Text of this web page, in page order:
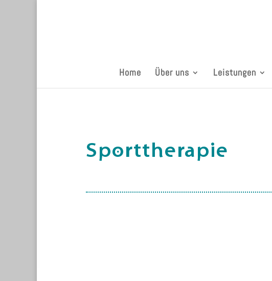
Home Über uns Leistungen
Sporttherapie